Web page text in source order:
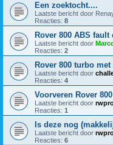
Een zoektocht....
Laatste bericht door
Reacties: 8
Rover 800 ABS fault
Laatste bericht door
Reacties: 2
Rover 800 turbo
Laatste bericht door
Reacties: 4
Voorveren Rover 800
Laatste bericht door
Reacties: 1
Is deze nog
Laatste bericht door
Reacties: 6